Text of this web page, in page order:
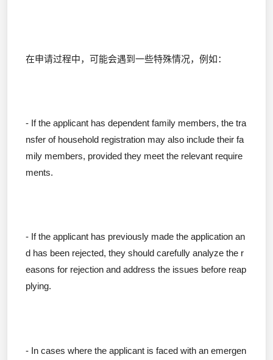
在申请过程中，可能会遇到一些特殊情况，例如：
- If the applicant has dependent family members, the tra
nsfer of household registration may also include their fa
mily members, provided they meet the relevant require
ments.
- If the applicant has previously made the application an
d has been rejected, they should carefully analyze the r
easons for rejection and address the issues before reap
plying.
- In cases where the applicant is faced with an emergen